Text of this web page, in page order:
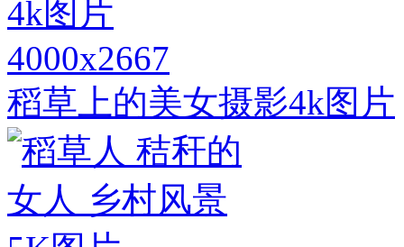
4000x2667
稻草上的美女摄影4k图片